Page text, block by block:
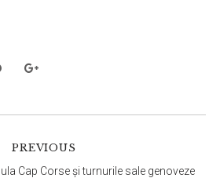
PREVIOUS
Cap Corse și turnurile sale genoveze